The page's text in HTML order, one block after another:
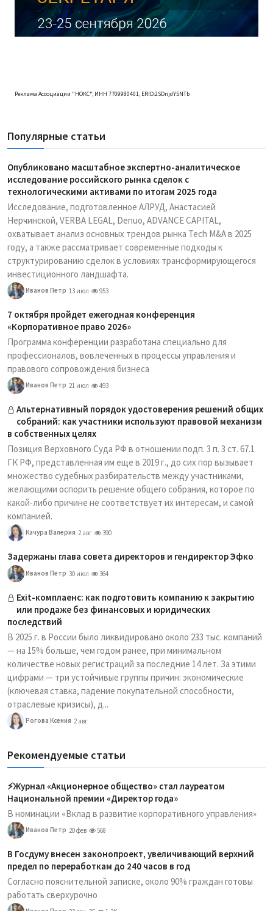
Реклама Ассоциации "НОКС", ИНН 7709980401, ERID:2SDnjdY5NTb
Популярные статьи
Опубликовано масштабное экспертно-аналитическое
исследование российского рынка сделок с
технологическими активами по итогам 2025 года
Исследование, подготовленное АЛРУД, Анастасией
Нерчинской, VERBA LEGAL, Denuo, ADVANCE CAPITAL,
охватывает анализ основных трендов рынка Tech M&A в 2025
году, а также рассматривает современные подходы к
структурированию сделок в условиях трансформирующегося
инвестиционного ландшафта.
Иванов Петр 13 июл 953
7 октября пройдет ежегодная конференция
«Корпоративное право 2026»
Программа конференции разработана специально для
профессионалов, вовлеченных в процессы управления и
правового сопровождения бизнеса
Иванов Петр 21 июл 493
Альтернативный порядок удостоверения решений общих
собраний: как участники используют правовой механизм
в собственных целях
Позиция Верховного Суда РФ в отношении подп. 3 п. 3 ст. 67.1
ГК РФ, представленная им еще в 2019 г., до сих пор вызывает
множество судебных разбирательств между участниками,
желающими оспорить решение общего собрания, которое по
какой-либо причине не соответствует их интересам, и самой
компанией.
Качура Валерия 2 авг 390
Задержаны глава совета директоров и гендиректор Эфко
Иванов Петр 30 июл 364
Exit-комплаенс: как подготовить компанию к закрытию
или продаже без финансовых и юридических
последствий
В 2025 г. в России было ликвидировано около 233 тыс. компаний
— на 15% больше, чем годом ранее, при минимальном
количестве новых регистраций за последние 14 лет. За этими
цифрами — три устойчивые группы причин: экономические
(ключевая ставка, падение покупательной способности,
отраслевые кризисы), д...
Рогова Ксения 2 авг
Рекомендуемые статьи
⚡️Журнал «Акционерное общество» стал лауреатом
Национальной премии «Директор года»
В номинации «Вклад в развитие корпоративного управления»
Иванов Петр 20 фев 568
В Госдуму внесен законопроект, увеличивающий верхний
предел по переработкам до 240 часов в год
Согласно пояснительной записке, около 90% граждан готовы
работать сверхурочно